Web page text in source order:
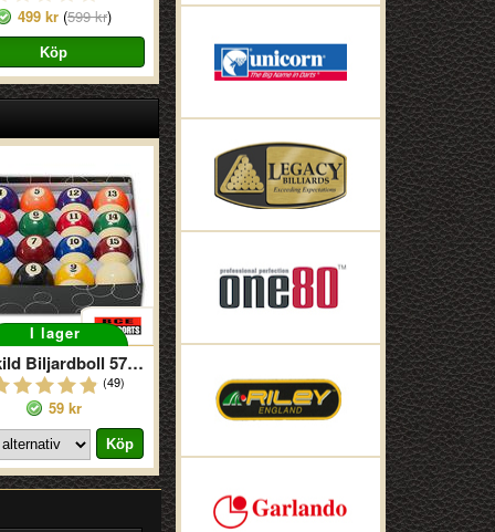
499 kr (599 kr)
I lager
Enskild Biljardboll 57 Mm
(49)
59 kr